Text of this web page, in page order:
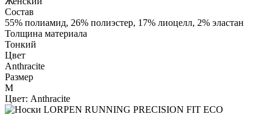
Состав
55% полиамид, 26% полиэстер, 17% лиоцелл, 2% эластан
Толщина материала
Тонкий
Цвет
Anthracite
Размер
M
Цвет: Anthracite